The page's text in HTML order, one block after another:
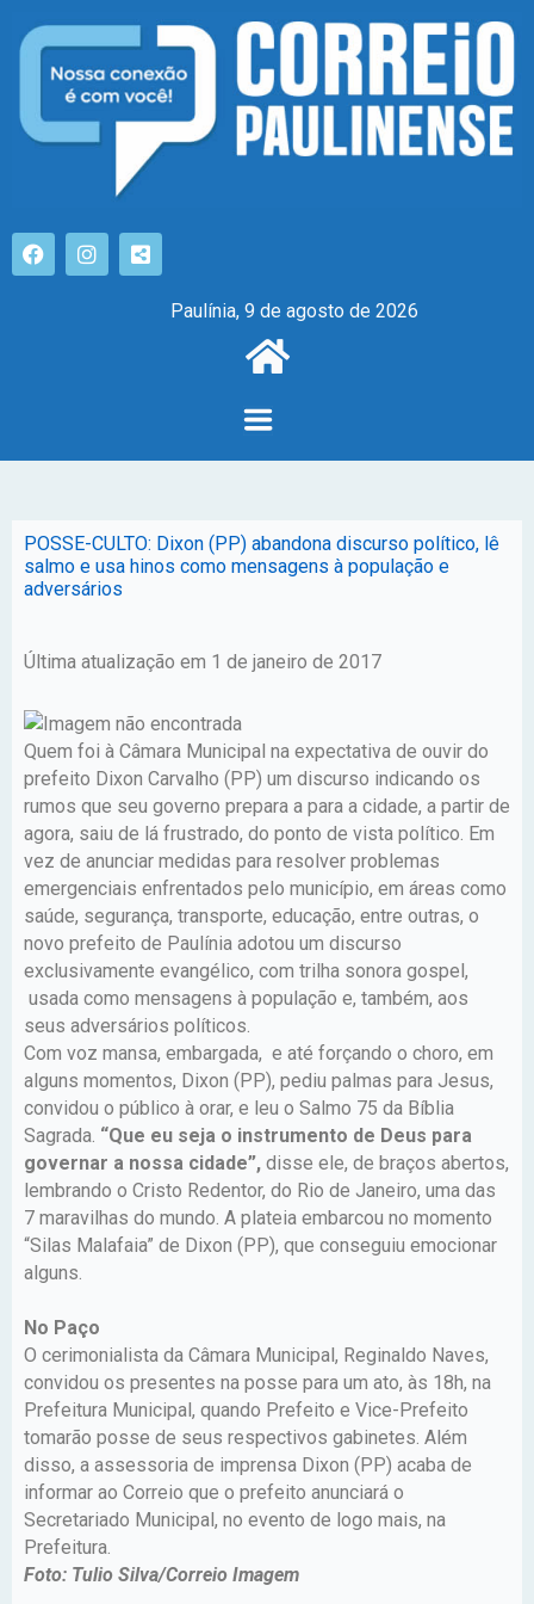
Paulínia, 9 de agosto de 2026
POSSE-CULTO: Dixon (PP) abandona discurso político, lê
salmo e usa hinos como mensagens à população e
adversários
Última atualização em 1 de janeiro de 2017
Quem foi à Câmara Municipal na expectativa de ouvir do
prefeito Dixon Carvalho (PP) um discurso indicando os
rumos que seu governo prepara a para a cidade, a partir de
agora, saiu de lá frustrado, do ponto de vista político. Em
vez de anunciar medidas para resolver problemas
emergenciais enfrentados pelo município, em áreas como
saúde, segurança, transporte, educação, entre outras, o
novo prefeito de Paulínia adotou um discurso
exclusivamente evangélico, com trilha sonora gospel,
usada como mensagens à população e, também, aos
seus adversários políticos.
Com voz mansa, embargada, e até forçando o choro, em
alguns momentos, Dixon (PP), pediu palmas para Jesus,
convidou o público à orar, e leu o Salmo 75 da Bíblia
Sagrada. “Que eu seja o instrumento de Deus para
governar a nossa cidade”, disse ele, de braços abertos,
lembrando o Cristo Redentor, do Rio de Janeiro, uma das
7 maravilhas do mundo. A plateia embarcou no momento
“Silas Malafaia” de Dixon (PP), que conseguiu emocionar
alguns.
No Paço
O cerimonialista da Câmara Municipal, Reginaldo Naves,
convidou os presentes na posse para um ato, às 18h, na
Prefeitura Municipal, quando Prefeito e Vice-Prefeito
tomarão posse de seus respectivos gabinetes. Além
disso, a assessoria de imprensa Dixon (PP) acaba de
informar ao Correio que o prefeito anunciará o
Secretariado Municipal, no evento de logo mais, na
Prefeitura.
Foto: Tulio Silva/Correio Imagem